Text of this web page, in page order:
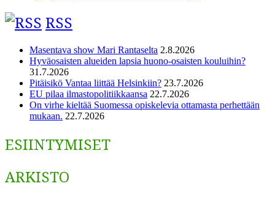
RSS
Masentava show Mari Rantaselta 2.8.2026
Hyväosaisten alueiden lapsia huono-osaisten kouluihin?
31.7.2026
Pitäisikö Vantaa liittää Helsinkiin? 23.7.2026
EU pilaa ilmastopolitiikkaansa 22.7.2026
On virhe kieltää Suomessa opiskelevia ottamasta perhettään
mukaan. 22.7.2026
ESIINTYMISET
ARKISTO